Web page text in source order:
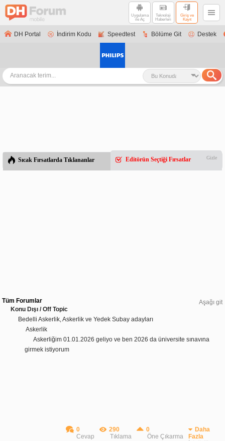
Uygulama
ile Aç
Teknoloji
Haberleri
Giriş ve
Kayıt
DH Portal İndirim Kodu Speedtest Bölüme Git Destek
Sıcak Fırsatlarda Tıklananlar Editörün Seçtiği Fırsatlar Gizle
Aşağı git
Tüm Forumlar
Konu Dışı / Off Topic
Bedelli Askerlik, Askerlik ve Yedek Subay adayları
Askerlik
Askerliğim 01.01.2026 geliyo ve ben 2026 da üniversite sınavına
girmek istiyorum
0
Cevap
290
Tıklama
0
Öne Çıkarma
Daha
Fazla